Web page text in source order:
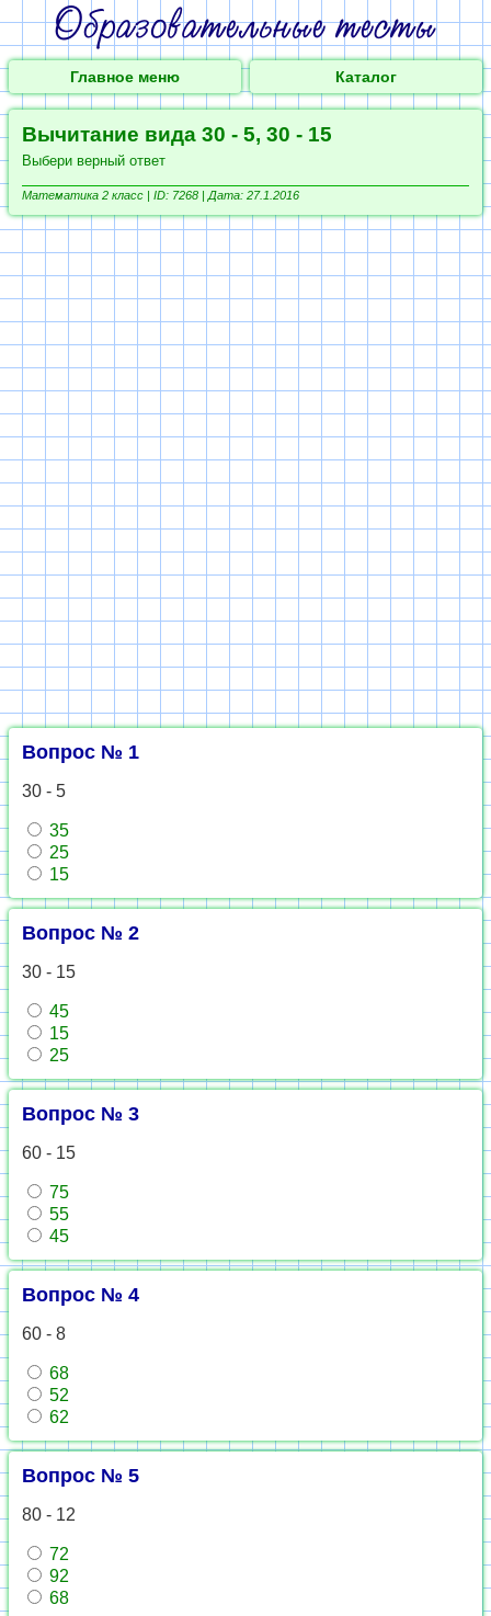
Главное меню Каталог
Вычитание вида 30 - 5, 30 - 15
Выбери верный ответ
Математика 2 класс | ID: 7268 | Дата: 27.1.2016
Вопрос № 1
30 - 5
35
25
15
Вопрос № 2
30 - 15
45
15
25
Вопрос № 3
60 - 15
75
55
45
Вопрос № 4
60 - 8
68
52
62
Вопрос № 5
80 - 12
72
92
68